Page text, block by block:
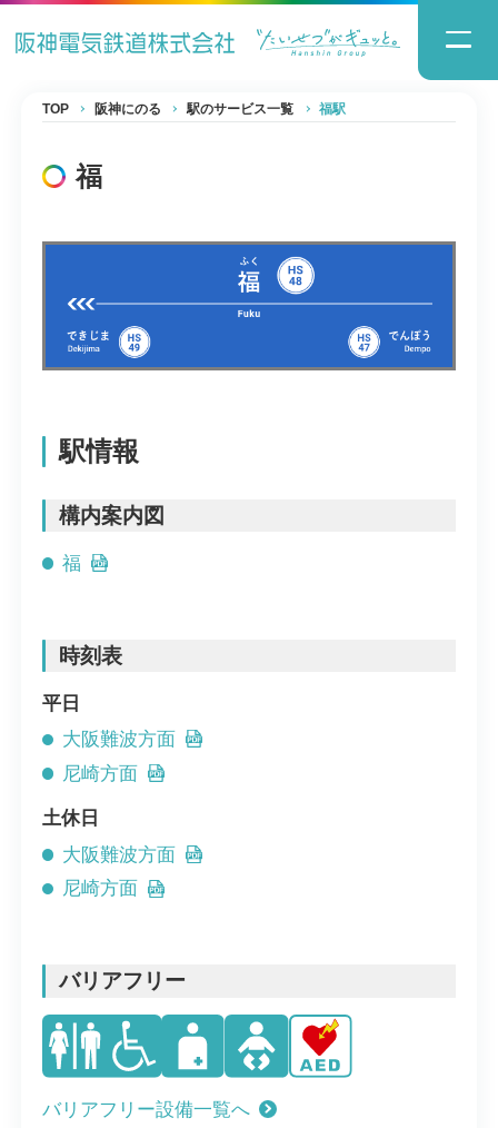
TOP 阪神にのる 駅のサービス一覧 福駅
福
駅情報
構内案内図
福
時刻表
平日
大阪難波方面
尼崎方面
土休日
大阪難波方面
尼崎方面
バリアフリー
バリアフリー設備一覧へ